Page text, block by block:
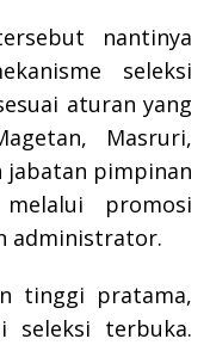
nantinya
seleksi
aturan yang
Masruri,
jabatan pimpinan
promosi
administrator.
tinggi pratama,
seleksi terbuka.